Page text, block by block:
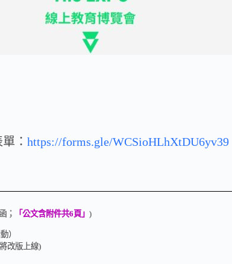
單：https://forms.gle/WCSioHLhXtDU6yv39
； 「公文含附件共6頁」)
）
改版上線)